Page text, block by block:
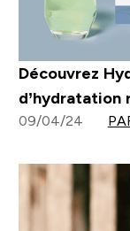
Découvrez
d’hydratation
09/04/24